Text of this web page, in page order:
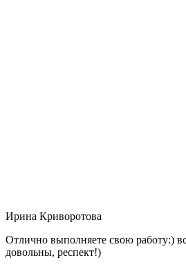
Ирина Криворотова
Отлично выполняете свою работу:)
довольны, респект!)